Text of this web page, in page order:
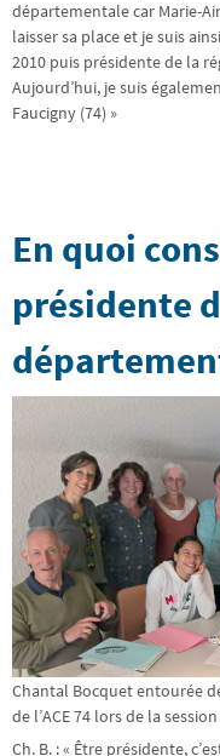
départementale car Marie-
laisser sa place et je suis
2010 puis présidente de la
Aujourd’hui, je suis
Faucigny (74) »
En quoi
présidente
Chantal Bocquet entourée
de l’ACE 74 lors de la
Ch. B. : « Être présidente,